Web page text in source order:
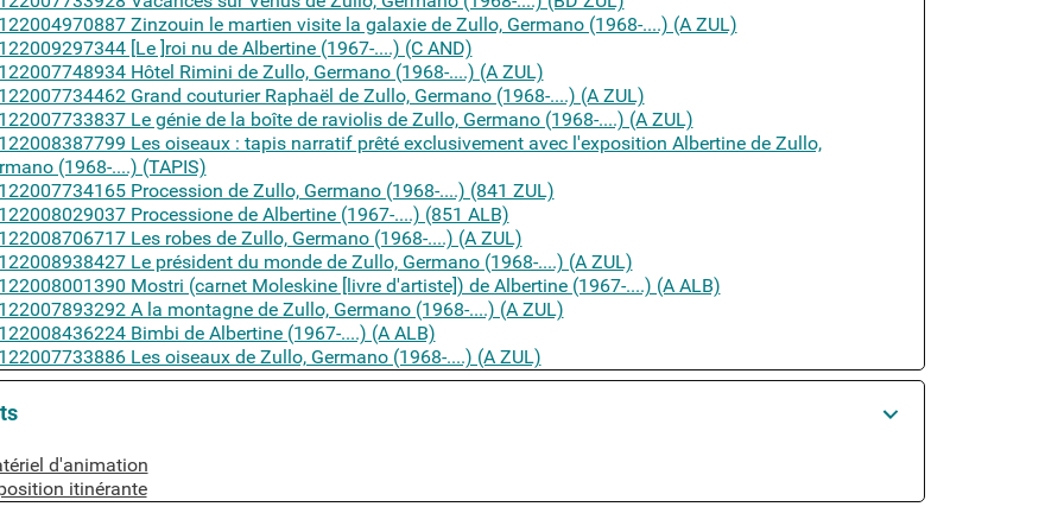
Zinzouin le martien visite la galaxie de Zullo, Germano (1968-....) (A ZUL)
[Le ]roi nu de Albertine (1967-....) (C AND)
Hôtel Rimini de Zullo, Germano (1968-....) (A ZUL)
Grand couturier Raphaël de Zullo, Germano (1968-....) (A ZUL)
Le génie de la boîte de raviolis de Zullo, Germano (1968-....) (A ZUL)
Les oiseaux : tapis narratif prêté exclusivement avec l'exposition Albertine de Zullo,
(1968-....) (TAPIS)
Procession de Zullo, Germano (1968-....) (841 ZUL)
Processione de Albertine (1967-....) (851 ALB)
Les robes de Zullo, Germano (1968-....) (A ZUL)
Le président du monde de Zullo, Germano (1968-....) (A ZUL)
Mostri (carnet Moleskine [livre d'artiste]) de Albertine (1967-....) (A ALB)
A la montagne de Zullo, Germano (1968-....) (A ZUL)
Bimbi de Albertine (1967-....) (A ALB)
Les oiseaux de Zullo, Germano (1968-....) (A ZUL)
sujet
d'animation
itinérante